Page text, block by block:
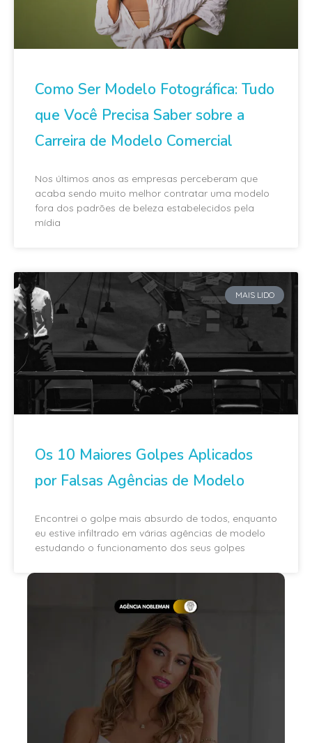
Como Ser Modelo Fotográfica: Tudo
que Você Precisa Saber sobre a
Carreira de Modelo Comercial
Nos últimos anos as empresas perceberam que
acaba sendo muito melhor contratar uma modelo
fora dos padrões de beleza estabelecidos pela
mídia
MAIS LIDO
Os 10 Maiores Golpes Aplicados
por Falsas Agências de Modelo
Encontrei o golpe mais absurdo de todos, enquanto
eu estive infiltrado em várias agências de modelo
estudando o funcionamento dos seus golpes